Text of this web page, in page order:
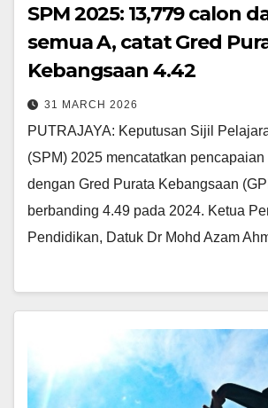
SPM 2025: 13,779 calon
semua A, catat Gred
Kebangsaan 4.42
31 MARCH 2026
PUTRAJAYA: Keputusan Sijil
(SPM) 2025 mencatatkan
dengan Gred Purata Kebangsaan
berbanding 4.49 pada 2024. Ketua
Pendidikan, Datuk Dr Mohd Azam